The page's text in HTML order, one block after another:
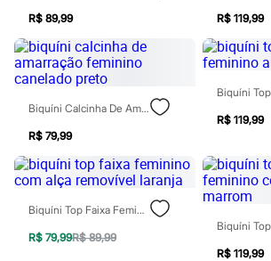
1 a 5 anos
4 a 12 anos
10 a 16 anos
Roupas menino
0 a 24 meses
1 a 5 anos
4 a 12 anos
10 a 16 anos
Recém-nascido
Bolsas e Mochilas
Calçados
Botas
Chinelos
R$ 89,99 R$ 119,99
Biquíni Calcinha De Amarração Feminino Canelado Preto
R$ 79,99
R$ 119,99
Biquíni Top Faixa Feminino Com Alça Removível Laranja
R$ 79,99R$ 89,99
R$ 119,99